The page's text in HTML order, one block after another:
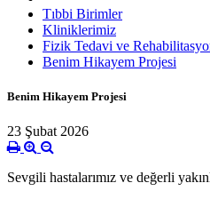
Tıbbi Birimler
Kliniklerimiz
Fizik Tedavi ve
Benim Hikayem Projesi
Benim Hikayem Projesi
23 Şubat 2026
Sevgili hastalarımız ve değerli